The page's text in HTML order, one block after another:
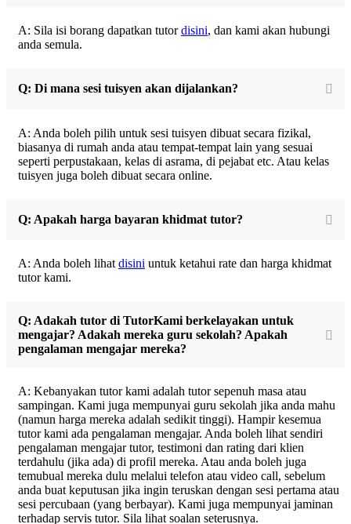
A: Sila isi borang dapatkan tutordisini, dan kami akan hubungi
anda semula.
Q: Di mana sesi tuisyen akan dijalankan?
A: Anda boleh pilih untuk sesi tuisyen dibuat secara fizikal,
biasanya di rumah anda atau tempat-tempat lain yang sesuai
seperti perpustakaan, kelas di asrama, di pejabat etc. Atau kelas
tuisyen juga boleh dibuat secara online.
Q: Apakah harga bayaran khidmat tutor?
A: Anda boleh lihat disini untuk ketahui rate dan harga khidmat
tutor kami.
Q: Adakah tutor di TutorKami berkelayakan untuk
mengajar? Adakah mereka guru sekolah? Apakah
pengalaman mengajar mereka?
A: Kebanyakan tutor kami adalah tutor sepenuh masa atau
sampingan. Kami juga mempunyai guru sekolah jika anda mahu
(namun harga mereka adalah sedikit tinggi). Hampir kesemua
tutor kami ada pengalaman mengajar. Anda boleh lihat sendiri
pengalaman mengajar tutor, testimoni dan rating dari klien
terdahulu (jika ada) di profil mereka. Atau anda boleh juga
temubual mereka dulu melalui telefon atau video call, sebelum
anda buat keputusan jika ingin teruskan dengan sesi pertama atau
sesi percubaan (yang berbayar). Kami juga mempunyai jaminan
terhadap servis tutor. Sila lihat soalan seterusnya.